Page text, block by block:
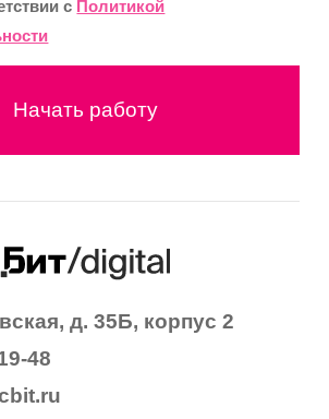
с Политикой
Начать работу
д. 35Б, корпус 2
48